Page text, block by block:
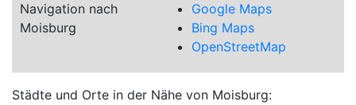
Navigation nach
Moisburg
Google Maps
Bing Maps
OpenStreetMap
Städte und Orte in der Nähe von Moisburg: